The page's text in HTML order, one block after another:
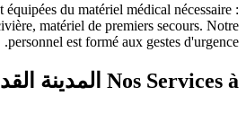
ambulances sont équipées du matériel
oxygène, civière, matériel de
personnel est formé aux
Nos المدينة القديمة